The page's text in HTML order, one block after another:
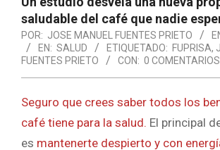
saludable del café que nadie
POR: JOSE MANUEL FUENTES PRIETO
EN: SALUD ETIQUETADO: FUPRISA,
FUENTES PRIETO
CON: 0 COMENTARIOS
Seguro que crees saber todos los
café tiene para la salud. El principal
es mantenerte despierto y con